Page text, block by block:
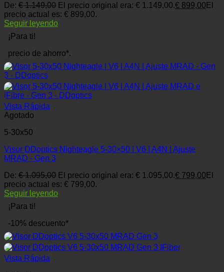
De: €1.149,00 El precio original era: € 1.149,00.€ 899,00 El
precio actual es: € 899,00.
Seguir leyendo
¡Para ti!
precio de ahorro*.
Vista Rápida
Agotado
5-30x50
Visor DDoptics Nighteagle 5-30×50 | V6 | A4N | Ajuste
MRAD - Gen 3
De: €1.095,00 El precio original era: € 1.095,00.€ 799,00 El
precio actual es: € 799,00.
Seguir leyendo
¡Para ti!
-10% descuento*
Vista Rápida